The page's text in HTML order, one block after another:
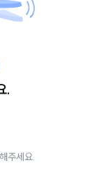
.
주세요.